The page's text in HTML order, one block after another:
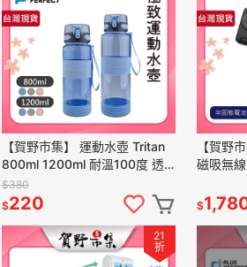
【賀野市集】 運動水壺 Tritan
800ml 1200ml 耐溫100度 透
明水壺 Perfect 理想牌 一鍵開
啟
$380
$220
【賀野
磁吸無
手錶 可
$
21
折